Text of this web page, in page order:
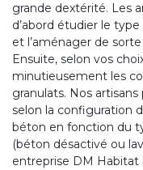
grande dextérité. Les
d’abord étudier le
et l’aménager de
Ensuite, selon vos
minutieusement les
granulats. Nos
selon la configuration
béton en fonction du
(béton désactivé ou
entreprise DM Habitat